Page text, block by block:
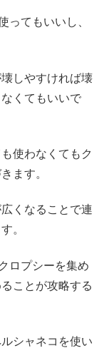
ってもいいし、
しやすければ壊
くてもいいで
使わなくてもク
ます。
くなることで連
。
ロプシーを集め
ことが攻略する
シャネコを使い